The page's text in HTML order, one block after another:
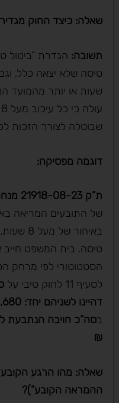
שאלה: כיצד החוק מגדיר
תשובה:
שעות או יותר מהמועד
שבוטלה לצורך הזכות
דוגמה מפסיקה:
ת”ק 21918-08-23 מנחם ואח’ נגד
של התובעים המריאה
באיחור
טיסה. בית המשפט חייב
הסטטוטורי לפי מרחק
לסעיף 11 לחוק טיבי על
דהיינו לשניהם יחד: 14,680 ₪, וכן את הוצאות ההליך
ב
₪
שאלה: מהו הרגע הקובע
ההמראה הקובע”)?